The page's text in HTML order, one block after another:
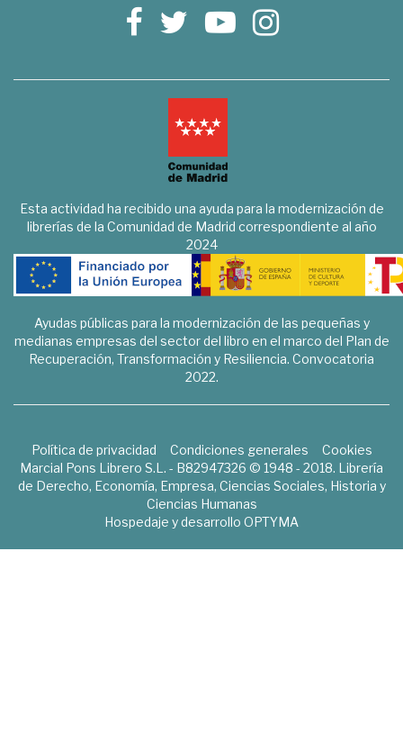
Esta actividad ha recibido una ayuda para la modernización de
librerías de la Comunidad de Madrid correspondiente al año
2024
Ayudas públicas para la modernización de las pequeñas y
medianas empresas del sector del libro en el marco del Plan de
Recuperación, Transformación y Resiliencia. Convocatoria
2022.
Política de privacidad Condiciones generales
Cookies
Marcial Pons Librero S.L. - B82947326 © 1948 - 2018. Librería
de Derecho, Economía, Empresa, Ciencias Sociales, Historia y
Ciencias Humanas
Hospedaje y desarrollo OPTYMA